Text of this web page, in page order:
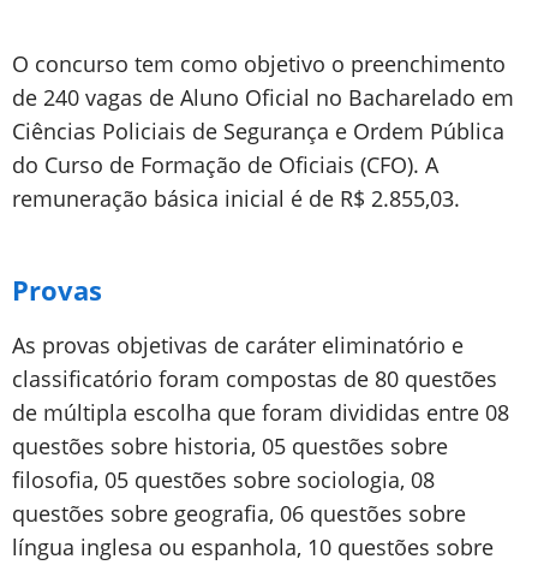
O concurso tem como objetivo o preenchimento
de 240 vagas de Aluno Oficial no Bacharelado em
Ciências Policiais de Segurança e Ordem Pública
do Curso de Formação de Oficiais (CFO). A
remuneração básica inicial é de R$ 2.855,03.
Provas
As provas objetivas de caráter eliminatório e
classificatório foram compostas de 80 questões
de múltipla escolha que foram divididas entre 08
questões sobre historia, 05 questões sobre
filosofia, 05 questões sobre sociologia, 08
questões sobre geografia, 06 questões sobre
língua inglesa ou espanhola, 10 questões sobre